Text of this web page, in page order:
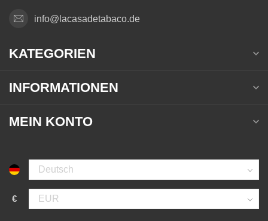
info@lacasadetabaco.de
KATEGORIEN
INFORMATIONEN
MEIN KONTO
€